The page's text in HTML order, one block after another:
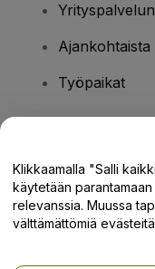
Yrityspalvelun
Ajankohtaista
Työpaikat
Tukikeskus /
Klikkaamalla "Salli
käytetään
relevanssia. Muussa
välttämättömiä